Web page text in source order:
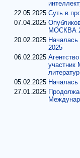
22.05.2025 Суть в
07.04.2025
МОСКВА
20.02.2025
2025
06.02.2025
участник
05.02.2025
27.01.2025